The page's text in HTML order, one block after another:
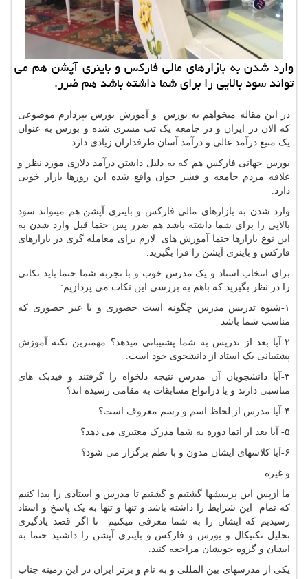
وارد شدن به بازارهای مالی فاركس و باینری آپشن هم می
تواند سود بالایی را برای شما داشته باشد هم ضرر.
در این مقاله میخواهم به بورس و آموزش بورس بپردازم موضوعی
که الان در ایران و در جامعه یک تب مسری شده و بورس به عنوان
یک منبع درآمد عالی و درآمد آسان طرفداران زیادی دارد.
بورس جهانی فارکس هم که به دلیل داشتن درآمد دلاری مورد نظر و
علاقه مردم جامعه و قشر جوان واقع شده این روزها بازار خوبی
دارد.
وارد شدن به بازارهای مالی فارکس و باینری آپشن هم میتواند سود
بالایی را برای شما داشته باشد هم ضرر پس حتما قبل وارد شدن به
این نوع بازارها حتما آموزش های لازم برای معامله گری در بازارهای
فارکس و باینری آپشن را فرا بگیرید.
برای انتخاب استاد و یک مدرس خوب و با تجربه شما حتما باید نکاتی
را در نظر بگیرید که باهم به بررسی این نکات می پردازیم:
۱-شیوه تدریس مدرس چگونه است حضوری و یا غیر حضوری که
مناسب شما باشد
۲-آیا بعد از تدریس به شما پشتیبانی میدهد؟ مهمترین نکته آموزش
پشتیبانی یک استاد از دانشحوی خود است.
۳-آیا دانشجویان آن مدرس نتیجه دلخواه را گرفتند و فیدبک های
مناسبی دارند و یا درانواع مسابقات به مقامی رسیده اند؟
۴-آیا مدرس از لحاظ اسم و رسم معروف است؟
۵- آیا بعد از اتما دوره به شما مدرک معتبری می دهد؟
۶-آیا کلاسهای ایشان مدون و با نظم برگزار می شود؟
و غیره...
ما ازپس این پرسشها گشتیم و گشتیم تا مدرس و استادی را پیدا کنیم
که تمام این شرایط را داشته باشد و تنها و تنها به یک پاسخ و استاد
رسیدیم که ایشان را به شما معرفی میکنیم تا اگر قصد یادگیری
تحلیل تکنیکال و بورس و فارکس و باینری آپشن را داشتید حتما به
ایشان و گروه خوبشان مراجعه کنید.
یکی از مدرسهای بین المللی و به نام و برتر ایران در این زمینه جناب